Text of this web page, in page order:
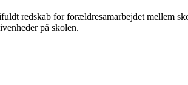
redskab for forældresamarbejdet mellem
på skolen.